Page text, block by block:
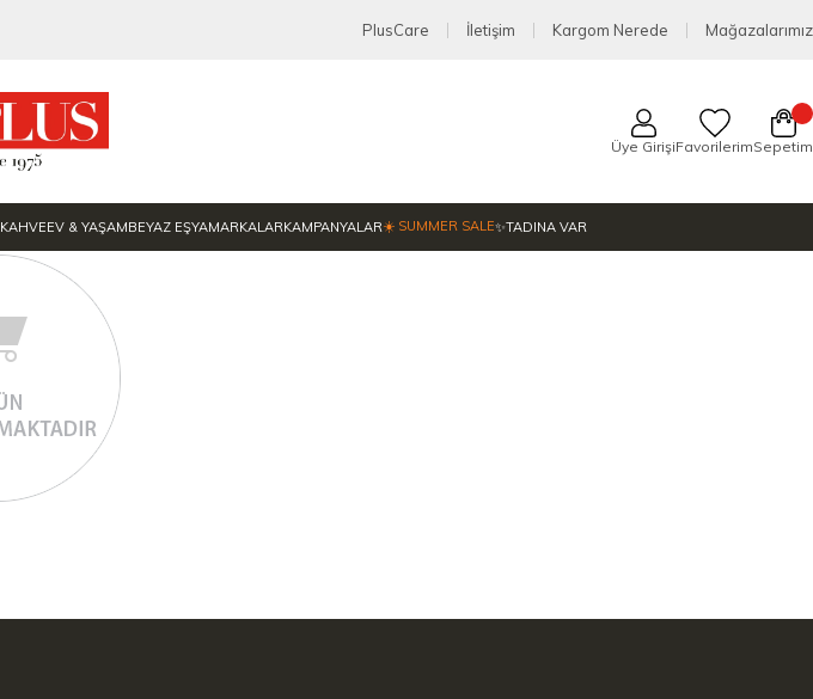
PlusCare İletişim Kargom Nerede Mağazalarımız
Üye GirişiFavorilerimSepetim
KAHVEEV & YAŞAMBEYAZ EŞYAMARKALARKAMPANYALAR☀️ SUMMER SALE✨TADINA VAR